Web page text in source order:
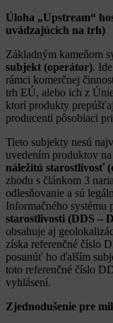
Úloha „Upstream“
uvádzajúcich na trh)
Základným kameňom
subjekt (operátor).
rámci komerčnej
trh EÚ, alebo ich z
ktorí produkty
producenti pôsobiaci
Tieto subjekty nesú
uvedením produktov
náležitú starostlivosť
zhodu s článkom 3
odlesňovanie a sú
Informačného systému
starostlivosti (DDS –
obsahuje aj
získa referenčné číslo
posunúť ho ďalším
toto referenčné číslo
vyhlásení.
Zjednodušenie pre